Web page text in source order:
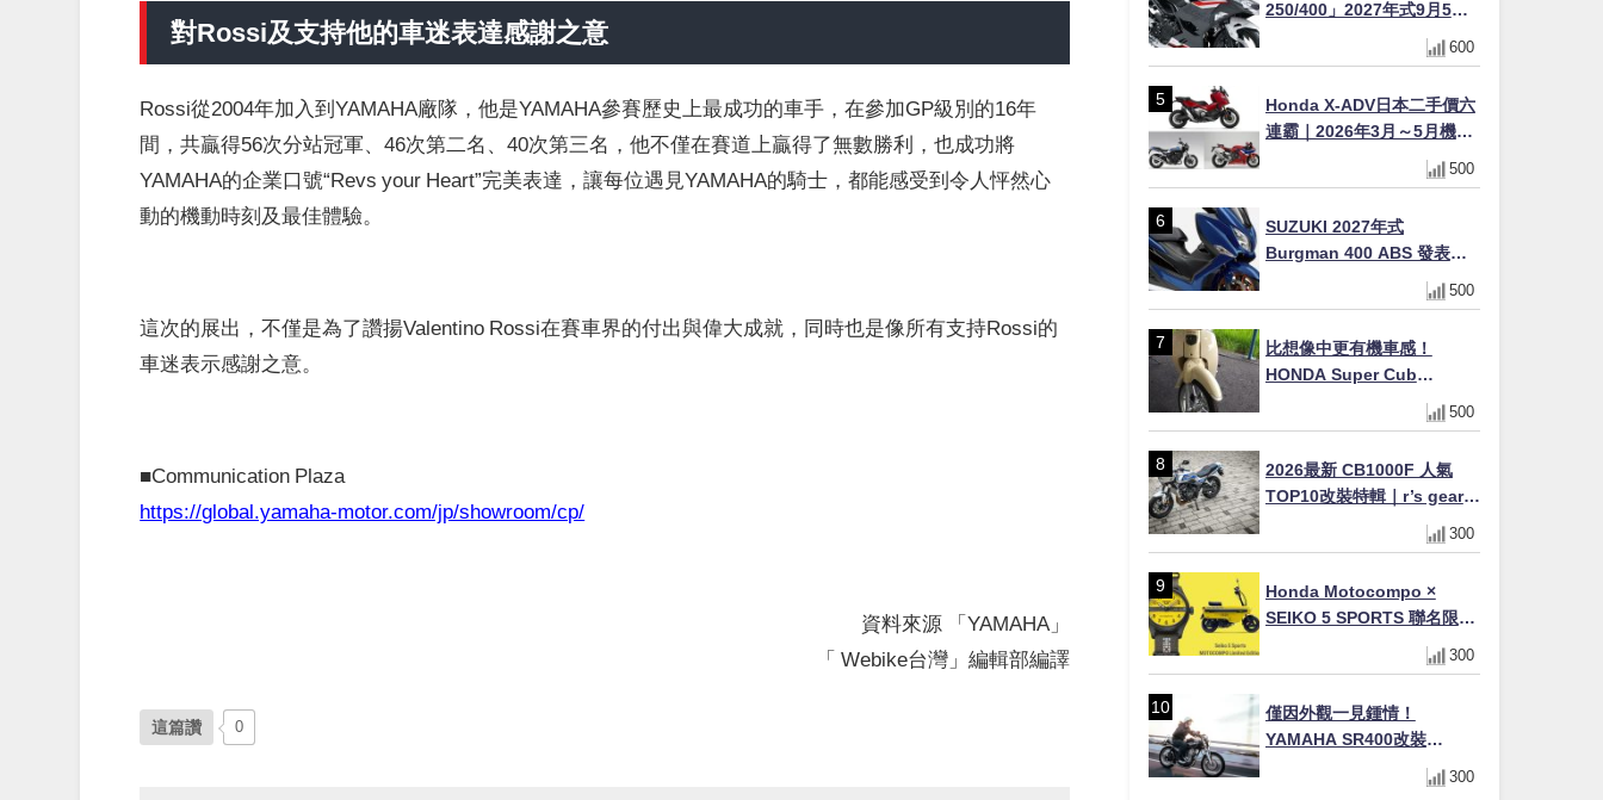
對Rossi及支持他的車迷表達感謝之意
Rossi從2004年加入到YAMAHA廠隊，他是YAMAHA參賽歷史上最成功的車手，在參加GP級別的16年
間，共贏得56次分站冠軍、46次第二名、40次第三名，他不僅在賽道上贏得了無數勝利，也成功將
YAMAHA的企業口號“Revs your Heart”完美表達，讓每位遇見YAMAHA的騎士，都能感受到令人怦然心
動的機動時刻及最佳體驗。
這次的展出，不僅是為了讚揚Valentino Rossi在賽車界的付出與偉大成就，同時也是像所有支持Rossi的
車迷表示感謝之意。
■Communication Plaza
https://global.yamaha-motor.com/jp/showroom/cp/
資料來源 「YAMAHA」
「 Webike台灣」編輯部編譯
這篇讚 0
250/400」2027年式9月5日
日本發售！新塗裝登場×價格
不變×輔助滑動式離合器
600
Honda X-ADV日本二手價六
連霸｜2026年3月～5月機車
轉售排行榜 CBR1000RR-R
FIREBLADE SP首度躋身前
500
SUZUKI 2027年式
Burgman 400 ABS 發表！
8/18日本上市、支援E10汽油
售價98萬100日圓
500
比想像中更有機車感！
HONDA Super Cub
110【Webike愛車精選】
500
2026最新 CB1000F 人氣
TOP10改裝特輯｜r’s gear鈦
合金排氣管、OHLINS TTX
後避震、HONDA頭燈整流罩
300
Honda Motocompo ×
SEIKO 5 SPORTS 聯名限量
錶登場！重現黃色車身、油
箱開關等經典設計
300
僅因外觀一見鍾情！
YAMAHA SR400改裝
Tracker風格｜ 女車主的機車
300